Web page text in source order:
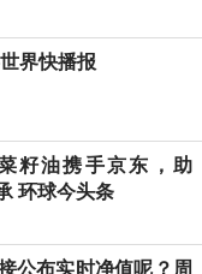
界快播报
籽油携手京东，助
环球今头条
公布实时净值呢？周